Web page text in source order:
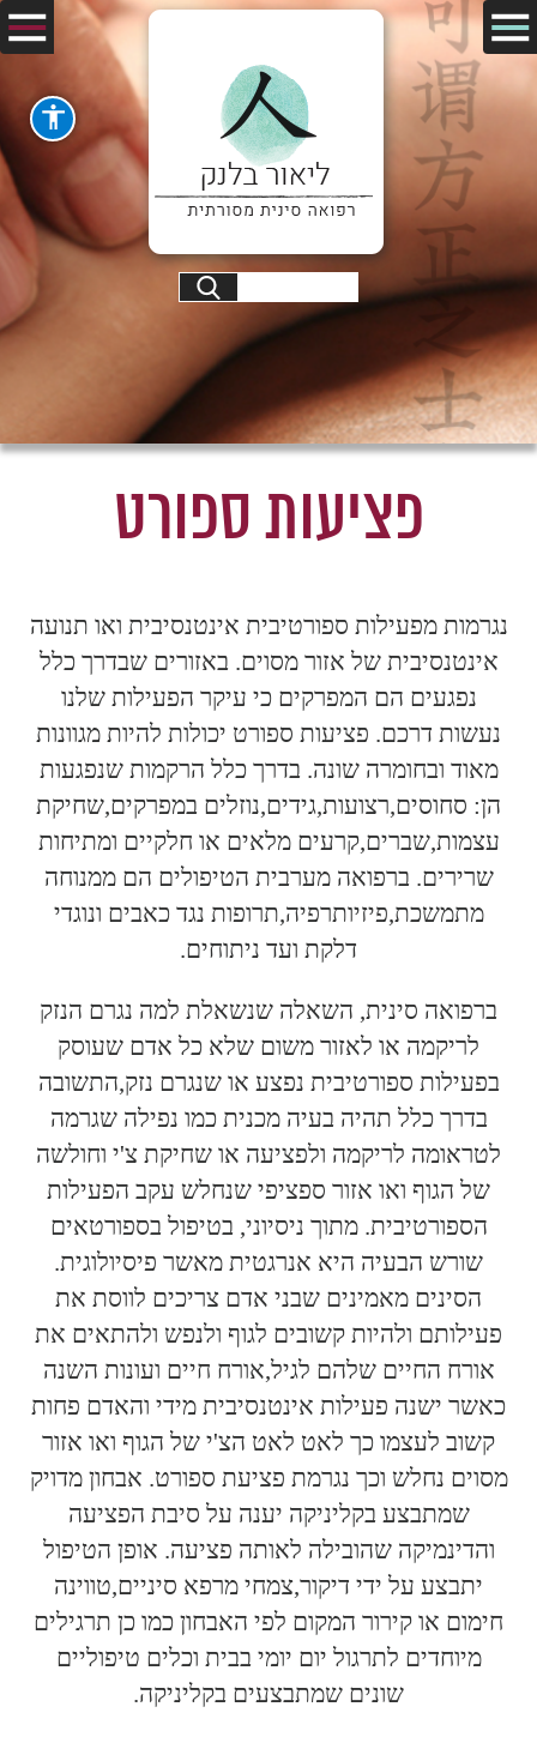
פציעות ספורט
נגרמות מפעילות ספורטיבית אינטנסיבית ואו תנועה
אינטנסיבית של אזור מסוים. באזורים שבדרך כלל
נפגעים הם המפרקים כי עיקר הפעילות שלנו
נעשות דרכם. פציעות ספורט יכולות להיות מגוונות
מאוד ובחומרה שונה. בדרך כלל הרקמות שנפגעות
הן: סחוסים,רצועות,גידים,נוזלים במפרקים,שחיקת
עצמות,שברים,קרעים מלאים או חלקיים ומתיחות
שרירים. ברפואה מערבית הטיפולים הם ממנוחה
מתמשכת,פיזיותרפיה,תרופות נגד כאבים ונוגדי
דלקת ועד ניתוחים.
ברפואה סינית, השאלה שנשאלת למה נגרם הנזק
לריקמה או לאזור משום שלא כל אדם שעוסק
בפעילות ספורטיבית נפצע או שנגרם נזק,התשובה
בדרך כלל תהיה בעיה מכנית כמו נפילה שגרמה
לטראומה לריקמה ולפציעה או שחיקת צ'י וחולשה
של הגוף ואו אזור ספציפי שנחלש עקב הפעילות
הספורטיבית. מתוך ניסיוני, בטיפול בספורטאים
שורש הבעיה היא אנרגטית מאשר פיסיולוגית.
הסינים מאמינים שבני אדם צריכים לווסת את
פעילותם ולהיות קשובים לגוף ולנפש ולהתאים את
אורח החיים שלהם לגיל,אורח חיים ועונות השנה
כאשר ישנה פעילות אינטנסיבית מידי והאדם פחות
קשוב לעצמו כך לאט לאט הצ'י של הגוף ואו אזור
מסוים נחלש וכך נגרמת פציעת ספורט. אבחון מדויק
שמתבצע בקליניקה יענה על סיבת הפציעה
והדינמיקה שהובילה לאותה פציעה. אופן הטיפול
יתבצע על ידי דיקור,צמחי מרפא סיניים,טווינה
חימום או קירור המקום לפי האבחון כמו כן תרגילים
מיוחדים לתרגול יום יומי בבית וכלים טיפוליים
שונים שמתבצעים בקליניקה.